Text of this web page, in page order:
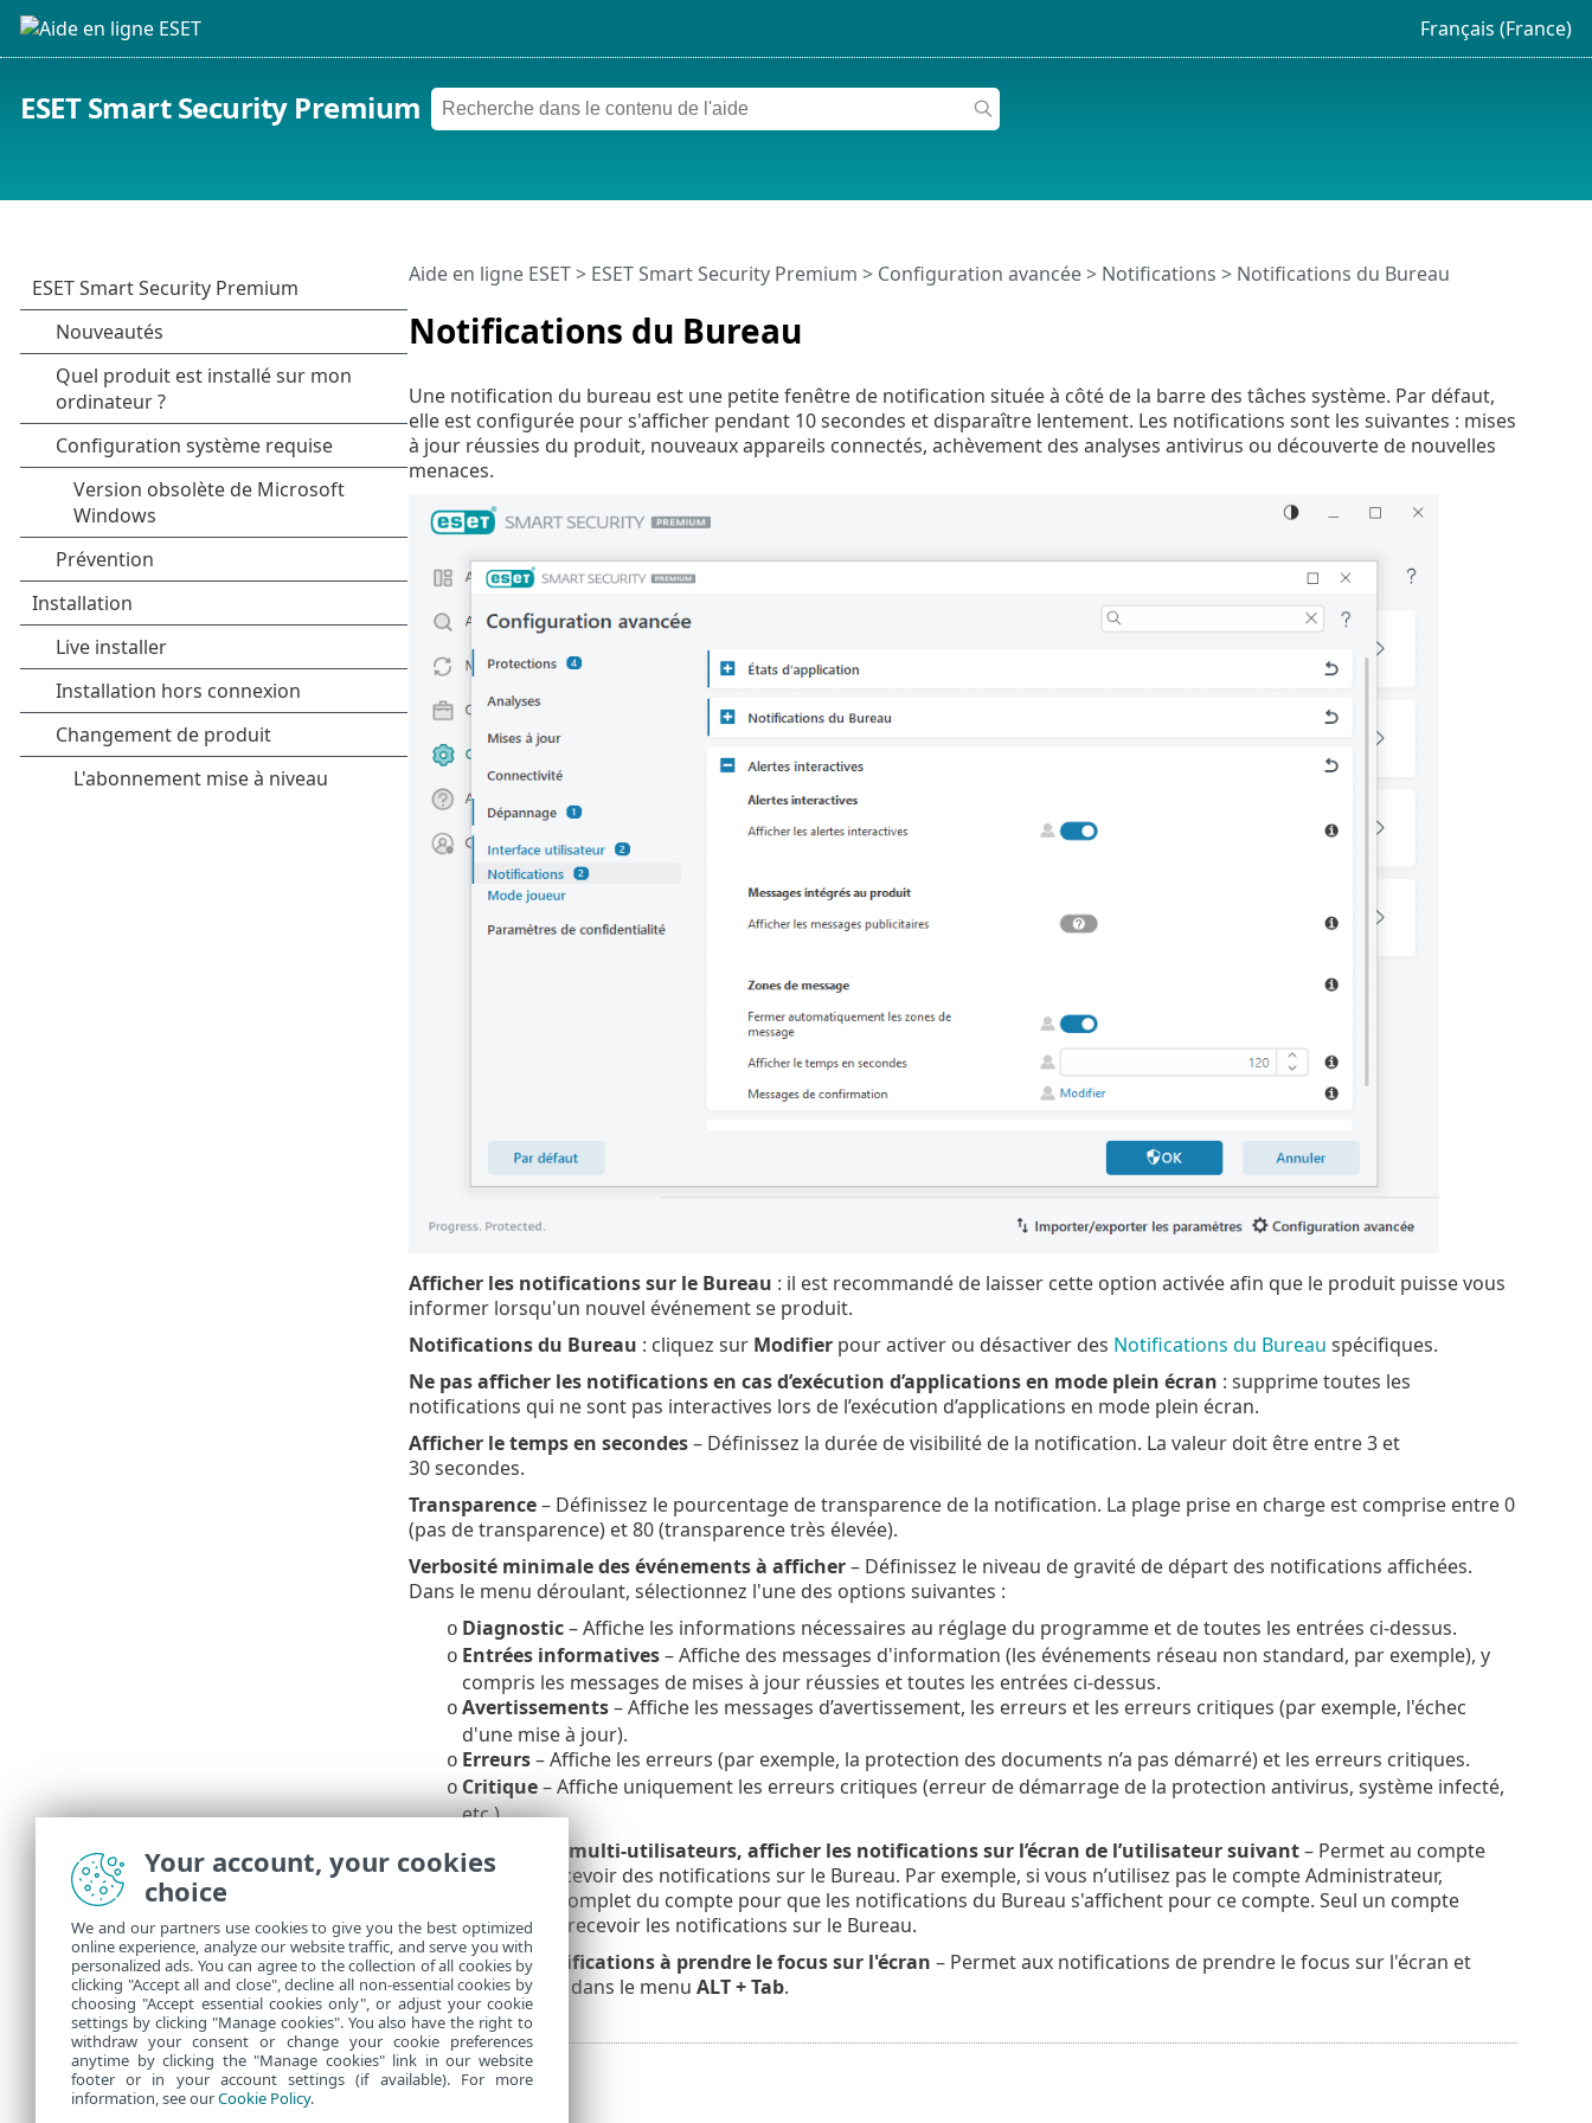
Français (France)
ESET Smart Security Premium
Notifications du Bureau
Aide en ligne ESET> ESET Smart Security Premium > Configuration avancée> Notifications > Notifications du Bureau
Une notification du bureau est une petite fenêtre de notification située à côté de la barre des tâches système. Par défaut,
elle est configurée pour s'afficher pendant 10 secondes et disparaître lentement. Les notifications sont les suivantes : mises
à jour réussies du produit, nouveaux appareils connectés, achèvement des analyses antivirus ou découverte de nouvelles
menaces.
Afficher les notifications sur le Bureau : il est recommandé de laisser cette option activée afin que le produit puisse vous
informer lorsqu'un nouvel événement se produit.
Notifications du Bureau : cliquez sur Modifierpour activer ou désactiver des Notifications du Bureau spécifiques.
Ne pas afficher les notifications en cas d’exécution d’applications en mode plein écran : supprime toutes les
notifications qui ne sont pas interactives lors de l’exécution d’applications en mode plein écran.
Afficher le temps en secondes– Définissez la durée de visibilité de la notification. La valeur doit être entre 3 et
30 secondes.
Transparence– Définissez le pourcentage de transparence de la notification. La plage prise en charge est comprise entre 0
(pas de transparence) et 80 (transparence très élevée).
Verbosité minimale des événements à afficher– Définissez le niveau de gravité de départ des notifications affichées.
Dans le menu déroulant, sélectionnez l'une des options suivantes :
o Diagnostic– Affiche les informations nécessaires au réglage du programme et de toutes les entrées ci-dessus.
o Entrées informatives– Affiche des messages d'information (les événements réseau non standard, par exemple), y
compris les messages de mises à jour réussies et toutes les entrées ci-dessus.
o Avertissements– Affiche les messages d’avertissement, les erreurs et les erreurs critiques (par exemple, l'échec
d'une mise à jour).
o Erreurs– Affiche les erreurs (par exemple, la protection des documents n’a pas démarré) et les erreurs critiques.
o Critique– Affiche uniquement les erreurs critiques (erreur de démarrage de la protection antivirus, système infecté,
etc.).
Sur les systèmes multi-utilisateurs, afficher les notifications sur l’écran de l’utilisateur suivant– Permet au compte
sélectionné de recevoir des notifications sur le Bureau. Par exemple, si vous n’utilisez pas le compte Administrateur,
saisissez le nom complet du compte pour que les notifications du Bureau s'affichent pour ce compte. Seul un compte
d'utilisateur peut recevoir les notifications sur le Bureau.
Autoriser les notifications à prendre le focus sur l'écran – Permet aux notifications de prendre le focus sur l'écran et
d'être accessibles dans le menu ALT + Tab.
Your account, your cookies
choice
We and our partners use cookies to give you the best optimized
online experience, analyze our website traffic, and serve you with
personalized ads. You can agree to the collection of all cookies by
clicking "Accept all and close", decline all non-essential cookies by
choosing "Accept essential cookies only", or adjust your cookie
settings by clicking "Manage cookies". You also have the right to
withdraw your consent or change your cookie preferences
anytime by clicking the "Manage cookies" link in our website
footer or in your account settings (if available). For more
information, see ourCookie Policy.